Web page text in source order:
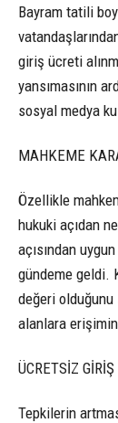
Bayram tatili
giriş ücreti
yansımasının
sosyal medya
MAHKEME
Özellikle
hukuki açıdan
açısından
gündeme geldi.
değeri
alanlara
ÜCRETSİZ
Tepkilerin